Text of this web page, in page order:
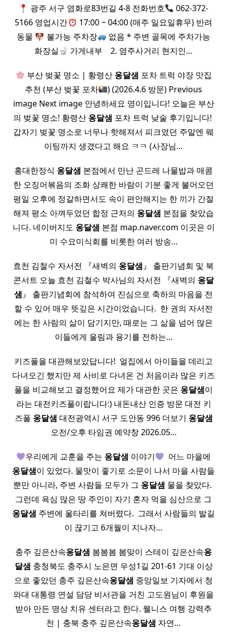
광주 서구 염화로83번길 4-8 전화번호
062-372-
5166 영업시간
17:00 ~ 04:00 (매주 일요일휴무) 반려
동물
불가능 주차장
없음 * 주변 골목에 주차가능
화장실
가게내부 ​ ​ ​ 2. 염주사거리 현지인…
부산 벚꽃 명소 | 황령산 옹달샘 포차 트럭 야장 맛집
추천 (부산 벚꽃 포차
) (2026.4.6 방문) Previous
image Next image 안녕하세요 영이입니다! 오늘은 부산
의 벚꽃 명소! 황령산 옹달샘 포차 트럭 낮술 후기입니다! ​
갑자기 벚꽃 명소로 너무나 핫해져서 피크였던 주말엔 웨
이팅까지 생겼다고 해요 ㅋㅋ (사장님…
홍대한정식 옹달샘 본점에서 만난 곤드레 나물밥과 매콤
한 오징어볶음의 조화 상쾌한 바람이 기분 좋게 불어오던
평일 오후에 정갈하면서도 속이 편안해지는 한 끼가 간절
해져 평소 아껴두었던 합정 근처의 옹달샘 본점을 찾았습
니다. 네이버지도 옹달샘 본점 map.naver.com 이곳은 이
미 수요미식회를 비롯한 여러 방송…
효천 김철수 자서전 『새벽의 옹달샘』 출판기념회 및 북
콘서트 오늘 효천 김철수 박사님의 자서전 『새벽의 옹달
샘』 출판기념회에 참석하여 진심으로 축하의 마음을 전
할 수 있어 매우 뜻깊은 시간이었습니다. ​ 한 권의 자서전
에는 한 사람의 삶이 담기지만, 때로는 그 삶을 넘어 많은
이들에게 울림과 용기를 전하는…
키즈풀을 대관해보았답니다! ​ 얼집에서 아이들을 데리고
다녀오긴 했지만 제 사비로 다녀온 건 처음이라 많은 키즈
풀을 비교해보고 결정했어요 제가 대관한 곳은 옹달샘이
라는 대전키즈풀이랍니다:) 내돈내산 인증 방문 대전 키
즈풀 옹달샘 대전광역시 서구 도안동 996 더보기 옹달샘
오전/오후 타임권 예약창 2026.05…
우리에게 교훈을 주는 옹달샘 이야기
​ 어느 마을에
옹달샘이 있었다. 물맛이 좋기로 소문이 나서 마을 사람들
뿐만 아니라, 주변 사람들 모두가 그 옹달샘 물을 찾았다. ​
그런데 욕심 많은 땅 주인이 자기 혼자 먹을 심산으로 그
옹달샘 주변에 울타리를 쳐버렸다. ​ 그래서 사람들의 발길
이 끊기고 6개월이 지나자…
충주 깊은산속옹달샘 봄봄봄 봄맞이 스테이 깊은산속옹
달샘 충청북도 충주시 노은면 우성1길 201-61 기대 이상
으로 좋았던 충주 깊은산속옹달샘 중앙일보 기자에서 청
와대 대통령 연설 담당 비서관을 거친 고도원님이 후원을
받아 만든 명상 치유 센터라고 한다. 웰니스 여행 강력추
천 | 충북 충주 깊은산속옹달샘 자연…